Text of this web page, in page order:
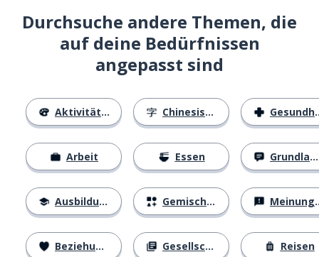
Durchsuche andere Themen, die
auf deine Bedürfnissen
angepasst sind
Aktivitäten
Arbeit
Ausbildung
Beziehungen
Chinesische Schriftzeichen
Essen
Gemischtes
Gesellschaft
Gesundheit
Grundlagen
Meinungen
Reisen